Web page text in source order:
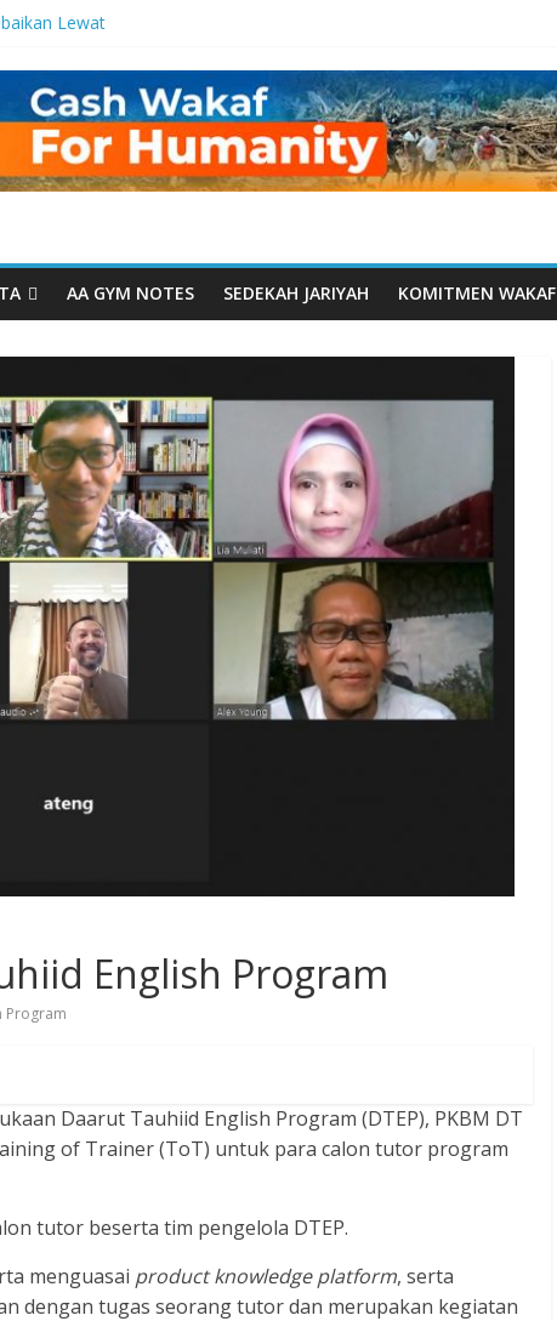
Lewat
Manfaat
dari Serua:
Yayasan
Daarut Tauhiid
Ketika
Wakaf
Wakaf
AA GYM NOTES SEDEKAH JARIYAH KOMITMEN WAKAF
English Program
Program
Daarut Tauhiid English Program (DTEP), PKBM DT
of Trainer (ToT) untuk para calon tutor program
tutor beserta tim pengelola DTEP.
menguasai product knowledge platform, serta
dengan tugas seorang tutor dan merupakan kegiatan